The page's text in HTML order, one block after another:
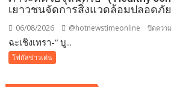
เยาวชนจัดการสิ่งแวดล้อมปลอดภั
06/08/2026 @hotnewstimeonline ปิดควา
ฉะเชิงเทรา-​“ บู...
โฟกัสข่าวเด่น